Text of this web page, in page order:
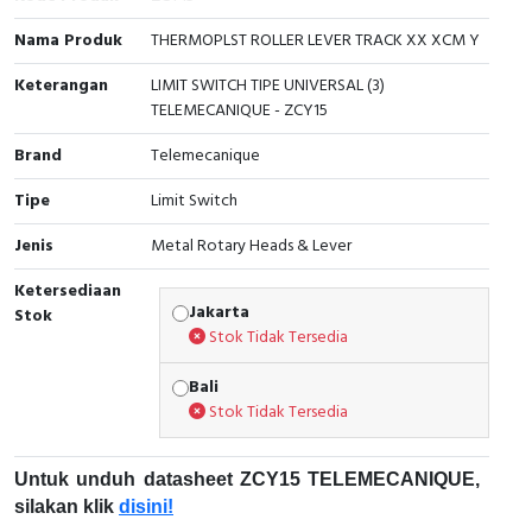
Interactive Flat Panel (IFP)
Extension Power Socket
Vacuum
EcoStruxure Terminal Expert
Pendant / Crane Controller
Panel Kendali
Selector Iluminasi
Flash Buzzers
Potensiometer
Joystick Controller
Accessories
Exlhoist / Wireless Crane Controller
Terminal Block
Engsel / Hinge
Industrial Plug & Socket
Busbar
Junction Box
MCB Box
Accessories Elektrikal
Empty Box
Inverter
FRENIC
Electric Motor
Accessories
Digistart
Testers
Compact Data Loggers
Field Measuring
Nama Produk
THERMOPLST ROLLER LEVER TRACK XX XCM Y
Keterangan
LIMIT SWITCH TIPE UNIVERSAL (3)
TELEMECANIQUE - ZCY15
Brand
Telemecanique
Tipe
Limit Switch
Jenis
Metal Rotary Heads & Lever
Ketersediaan
Stok
Jakarta
Stok Tidak Tersedia
Bali
Stok Tidak Tersedia
Untuk unduh datasheet ZCY15 TELEMECANIQUE,
silakan klik disini!